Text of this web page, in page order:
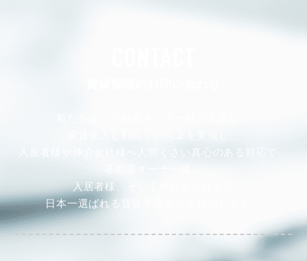
入居者様や仲介会社様へ人間くさい真心のある対応で、
入居者様、そして仲介会社様から
日本一選ばれる賃貸管理会社を目指します。